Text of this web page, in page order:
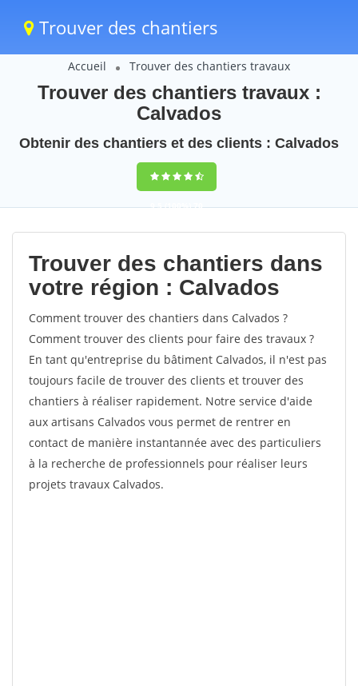
Trouver des chantiers
Accueil Trouver des chantiers travaux
Trouver des chantiers travaux :
Calvados
Obtenir des chantiers et des clients : Calvados
9,5(100%)70
votes
Trouver des chantiers dans
votre région : Calvados
Comment trouver des chantiers dans Calvados ?
Comment trouver des clients pour faire des travaux ?
En tant qu'entreprise du bâtiment Calvados, il n'est pas
toujours facile de trouver des clients et trouver des
chantiers à réaliser rapidement. Notre service d'aide
aux artisans Calvados vous permet de rentrer en
contact de manière instantannée avec des particuliers
à la recherche de professionnels pour réaliser leurs
projets travaux Calvados.